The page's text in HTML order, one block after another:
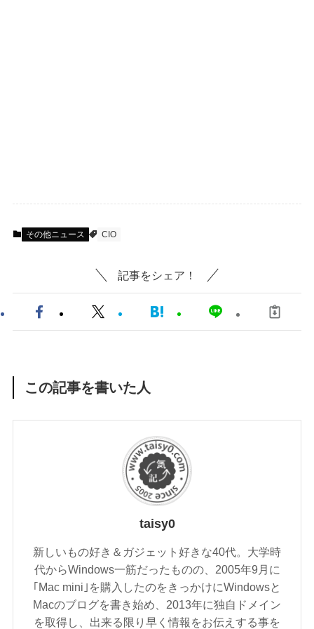
その他ニュース CIO
記事をシェア！
この記事を書いた人
taisy0
新しいもの好き＆ガジェット好きな40代。大学時
代からWindows一筋だったものの、2005年9月に
｢Mac mini｣を購入したのをきっかけにWindowsと
Macのブログを書き始め、2013年に独自ドメイン
を取得し、出来る限り早く情報をお伝えする事を